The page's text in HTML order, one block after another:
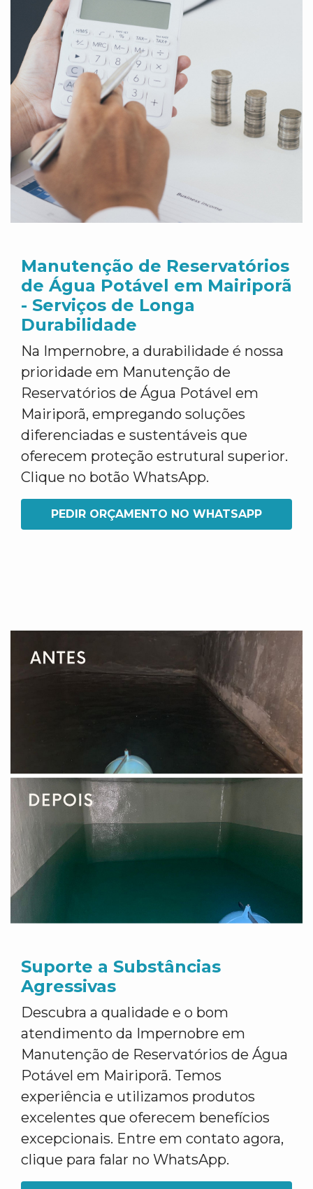
Manutenção de Reservatórios
de Água Potável em Mairiporã
- Serviços de Longa
Durabilidade
Na Impernobre, a durabilidade é nossa
prioridade em Manutenção de
Reservatórios de Água Potável em
Mairiporã, empregando soluções
diferenciadas e sustentáveis que
oferecem proteção estrutural superior.
Clique no botão WhatsApp.
PEDIR ORÇAMENTO NO WHATSAPP
Suporte a Substâncias
Agressivas
Descubra a qualidade e o bom
atendimento da Impernobre em
Manutenção de Reservatórios de Água
Potável em Mairiporã. Temos
experiência e utilizamos produtos
excelentes que oferecem benefícios
excepcionais. Entre em contato agora,
clique para falar no WhatsApp.